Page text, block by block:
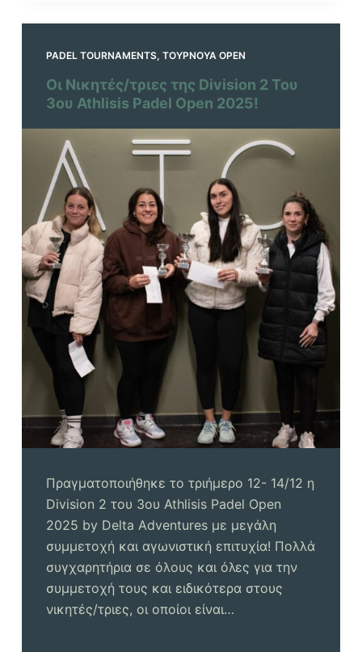
PADEL TOURNAMENTS, ΤΟΥΡΝΟΥΆ OPEN
Οι Νικητές/τριες της Division 2 Του
3ου Athlisis Padel Open 2025!
Πραγματοποιήθηκε το τριήμερο 12- 14/12 η
Division 2 του 3ου Athlisis Padel Open
2025 by Delta Adventures με μεγάλη
συμμετοχή και αγωνιστική επιτυχία! Πολλά
συγχαρητήρια σε όλους και όλες για την
συμμετοχή τους και ειδικότερα στους
νικητές/τριες, οι οποίοι είναι…